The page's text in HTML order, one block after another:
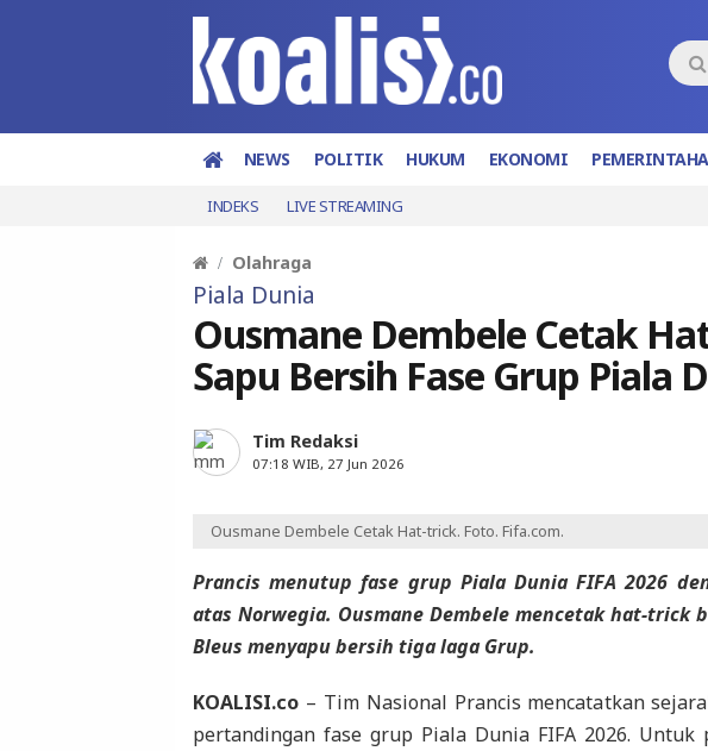
NEWS POLITIK HUKUM EKONOMI
INDEKS LIVE STREAMING
Olahraga
Piala Dunia
Ousmane Dembele Cetak
Sapu Bersih Fase Grup Piala
Tim Redaksi
07:18 WIB, 27 Jun 2026
Ousmane Dembele Cetak Hat-trick. Foto. Fifa.com.
Prancis menutup fase grup Piala Dunia FIFA 2026
atas Norwegia. Ousmane Dembele mencetak hat-trick
Bleus menyapu bersih tiga laga Grup.
KOALISI.co – Tim Nasional Prancis mencatatkan
pertandingan fase grup Piala Dunia FIFA 2026.